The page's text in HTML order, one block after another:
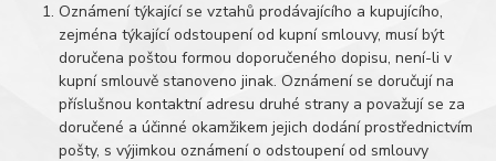
Oznámení týkající se vztahů prodávajícího a kupujícího,
zejména týkající odstoupení od kupní smlouvy, musí být
doručena poštou formou doporučeného dopisu, není-li v
kupní smlouvě stanoveno jinak. Oznámení se doručují na
příslušnou kontaktní adresu druhé strany a považují se za
doručené a účinné okamžikem jejich dodání prostřednictvím
pošty, s výjimkou oznámení o odstoupení od smlouvy